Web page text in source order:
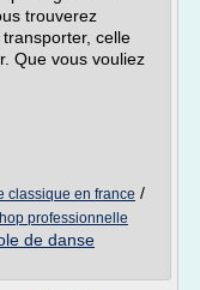
trouverez
celle
Que vous vouliez
classique en france /
professionnelle
de danse